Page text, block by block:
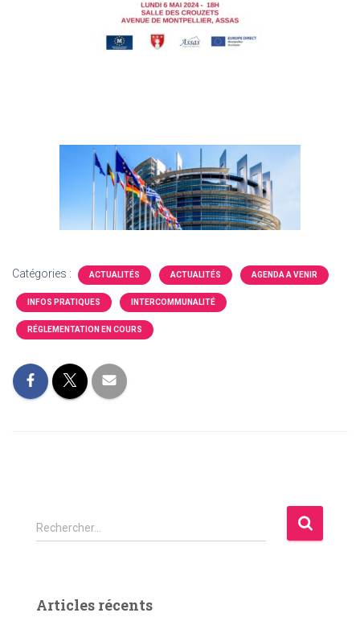
Catégories : ACTUALITÉS ACTUALITÉS AGENDA A VENIR
INFOS PRATIQUES INTERCOMMUNALITÉ
RÉGLEMENTATION EN COURS
R
e
r
Rechercher…
Articles récents